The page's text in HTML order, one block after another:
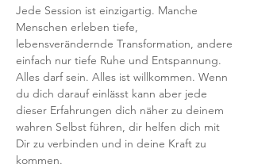
Jede Session ist einzigartig. Manche
Menschen erleben tiefe,
lebensverändernde Transformation, andere
einfach nur tiefe Ruhe und Entspannung.
Alles darf sein. Alles ist willkommen. Wenn
du dich darauf einlässt kann aber jede
dieser Erfahrungen dich näher zu deinem
wahren Selbst führen, dir helfen dich mit
Dir zu verbinden und in deine Kraft zu
kommen.